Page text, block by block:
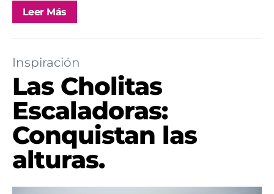
Leer Más
Inspiración
Las Cholitas
Escaladoras:
Conquistan las
alturas.